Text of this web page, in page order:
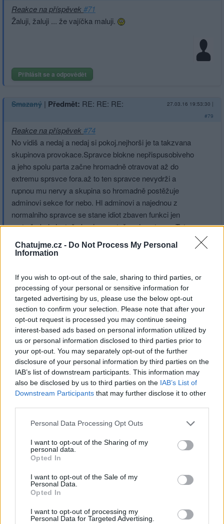
Chatujme.cz - Do Not Process My Personal
Information
If you wish to opt-out of the sale, sharing to third parties, or
processing of your personal or sensitive information for
targeted advertising by us, please use the below opt-out
section to confirm your selection. Please note that after your
opt-out request is processed you may continue seeing
interest-based ads based on personal information utilized by
us or personal information disclosed to third parties prior to
your opt-out. You may separately opt-out of the further
disclosure of your personal information by third parties on the
IAB’s list of downstream participants. This information may
also be disclosed by us to third parties on the IAB’s List of
Downstream Participants that may further disclose it to other
Personal Data Processing Opt Outs
I want to opt-out of the Sharing of my
personal data.
Opted In
I want to opt-out of the Sale of my
Personal Data.
Opted In
I want to opt-out of processing my
Personal Data for Targeted Advertising.
Reakce na příspěvek#71
Žaluji, žaluji ... že vajíčka maluji.
Přihlásit se a odpovědět
Smazaný | Předmět: RE: RE: RE: 27.03.16 19:53:30 |
#79
Reakce na příspěvek#74
No vidiš a nedaj a nedaj si pokoj.nejhorši je ta takzvana
skupinova provokace.Spravce blokne nepřispusobiveho
a jeho spolu parta začne hromadně otravovat až do
extremu sprsvce fora.až to ten spravce nevydrži a
rupnou mu nervy a skupina so hromadně postěžuje
adminovi sekce for nebo. Hl adminovi a najednou z
normalniho spravce se stane idiot zbaven funkci jen
proto že byl vlastně skupinou vytočen do extremu.Toto
Přihlásit se a odpovědět
Smazaný|Předmět:RE: 27.03.16 18:56:59
#78
Reakce na příspěvek#26
breberko třeba se ti povede se zakousnout do něčeho
hezkýho hi hi
Přihlásit se a odpovědět
|Předmět:
Reakce na příspěvek#74
kez by to tak doopravdy bylo
clena rodiny (adresáta) za to ze jsme udelili ponekolikate